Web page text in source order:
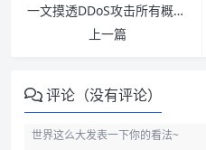
一文摸透DDoS攻击所有概念，值得收藏！
上一篇
评论（没有评论）